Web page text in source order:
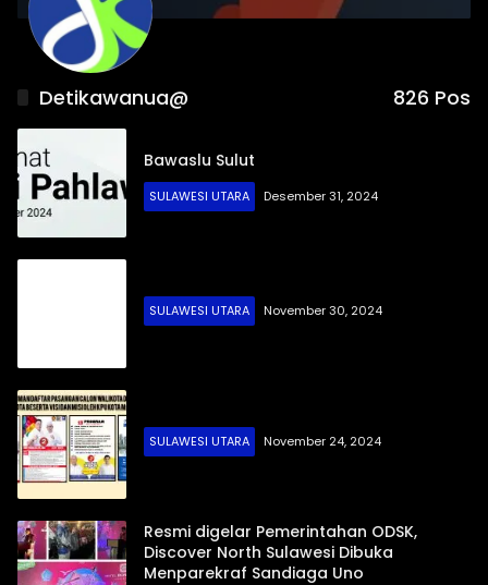
Detikawanua@ 826 Pos
Bawaslu Sulut
SULAWESI UTARA Desember 31, 2024
SULAWESI UTARA November 30, 2024
SULAWESI UTARA November 24, 2024
Resmi digelar Pemerintahan ODSK,
Discover North Sulawesi Dibuka
Menparekraf Sandiaga Uno